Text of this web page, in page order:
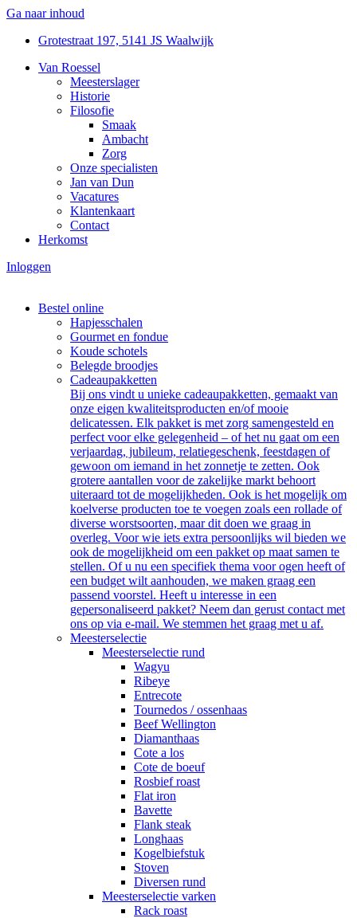
Ga naar inhoud
Grotestraat 197, 5141 JS Waalwijk
Van Roessel
Meesterslager
Historie
Filosofie
Smaak
Ambacht
Zorg
Onze specialisten
Jan van Dun
Vacatures
Klantenkaart
Contact
Herkomst
Inloggen
Bestel online
Hapjesschalen
Gourmet en fondue
Koude schotels
Belegde broodjes
Cadeaupakketten
Bij ons vindt u unieke cadeaupakketten, gemaakt van
onze eigen kwaliteitsproducten en/of mooie
delicatessen. Elk pakket is met zorg samengesteld en
perfect voor elke gelegenheid – of het nu gaat om een
verjaardag, jubileum, relatiegeschenk, feestdagen of
gewoon om iemand in het zonnetje te zetten. Ook
grotere aantallen voor de zakelijke markt behoort
uiteraard tot de mogelijkheden. Ook is het mogelijk om
koelverse producten toe te voegen zoals een rollade of
diverse worstsoorten, maar dit doen we graag in
overleg. Voor wie iets extra persoonlijks wil bieden we
ook de mogelijkheid om een pakket op maat samen te
stellen. Of u nu een specifiek thema voor ogen heeft of
een budget wilt aanhouden, we maken graag een
passend voorstel. Heeft u interesse in een
gepersonaliseerd pakket? Neem dan gerust contact met
ons op via e-mail. We stemmen het graag met u af.
Meesterselectie
Meesterselectie rund
Wagyu
Ribeye
Entrecote
Tournedos / ossenhaas
Beef Wellington
Diamanthaas
Cote a los
Cote de boeuf
Rosbief roast
Flat iron
Bavette
Flank steak
Longhaas
Kogelbiefstuk
Stoven
Diversen rund
Meesterselectie varken
Rack roast